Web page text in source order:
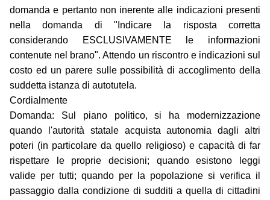
domanda e pertanto non inerente alle indicazioni presenti
nella domanda di "Indicare la risposta corretta
considerando ESCLUSIVAMENTE le informazioni
contenute nel brano". Attendo un riscontro e indicazioni sul
costo ed un parere sulle possibilità di accoglimento della
suddetta istanza di autotutela.
Cordialmente
Domanda: Sul piano politico, si ha modernizzazione
quando l'autorità statale acquista autonomia dagli altri
poteri (in particolare da quello religioso) e capacità di far
rispettare le proprie decisioni; quando esistono leggi
valide per tutti; quando per la popolazione si verifica il
passaggio dalla condizione di sudditi a quella di cittadini